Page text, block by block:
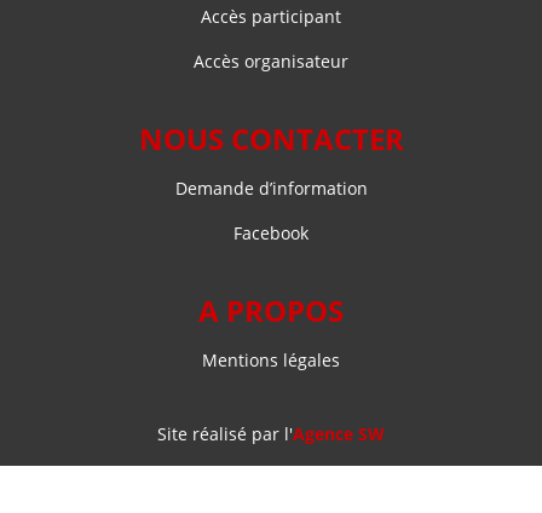
Accès participant
Accès organisateur
NOUS CONTACTER
Demande d’information
Facebook
A PROPOS
Mentions légales
Site réalisé par l'Agence SW